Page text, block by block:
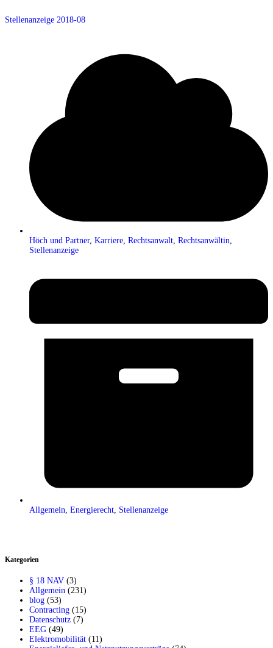
Stellenanzeige 2018-08
Höch und Partner, Karriere, Rechtsanwalt, Rechtsanwältin,
Stellenanzeige
Allgemein, Energierecht, Stellenanzeige
Kategorien
§ 18 NAV (3)
Allgemein (231)
blog (53)
Contracting (15)
Datenschutz (7)
EEG (49)
Elektromobilität (11)